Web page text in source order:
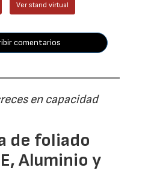
Ver stand virtual
comentarios
en capacidad
de foliado
Aluminio y